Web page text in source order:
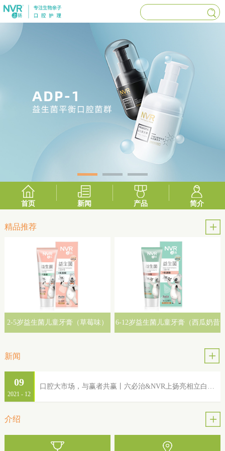
首页 新闻 产品 简介
精品推荐
2-5岁益生菌儿童牙膏（草莓味） 6-12岁益生菌儿童牙膏（西瓜奶昔
新闻
2021 - 12
09
介绍